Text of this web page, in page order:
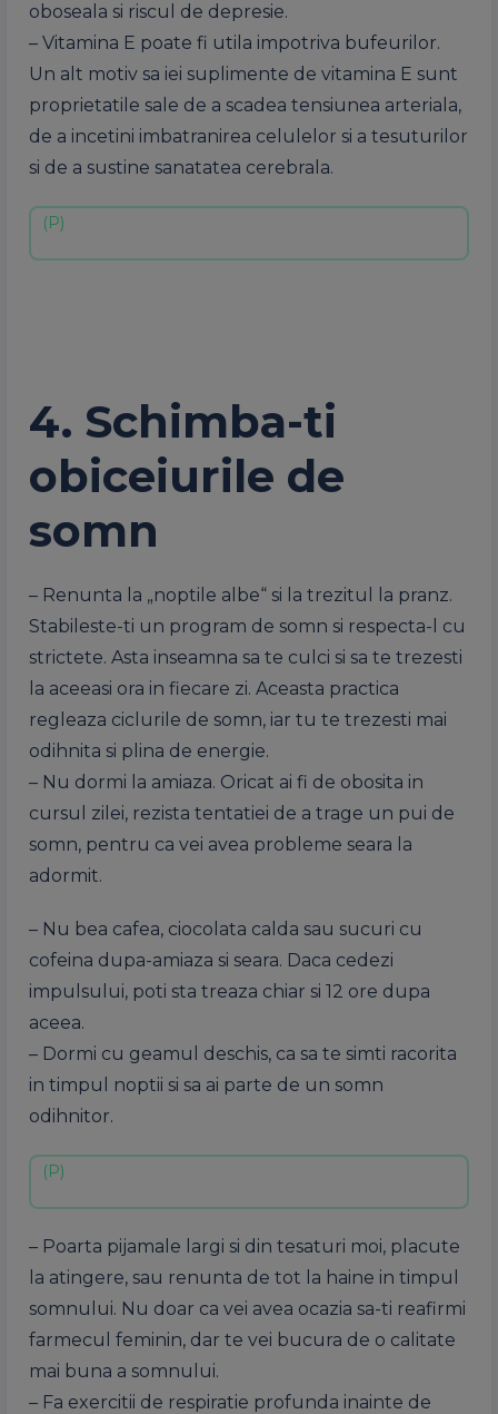
oboseala si riscul de depresie.
– Vitamina E poate fi utila impotriva bufeurilor.
Un alt motiv sa iei suplimente de vitamina E sunt
proprietatile sale de a scadea tensiunea arteriala,
de a incetini imbatranirea celulelor si a tesuturilor
si de a sustine sanatatea cerebrala.
4. Schimba-ti
obiceiurile de
somn
– Renunta la „noptile albe“ si la trezitul la pranz.
Stabileste-ti un program de somn si respecta-l cu
strictete. Asta inseamna sa te culci si sa te trezesti
la aceeasi ora in fiecare zi. Aceasta practica
regleaza ciclurile de somn, iar tu te trezesti mai
odihnita si plina de energie.
– Nu dormi la amiaza. Oricat ai fi de obosita in
cursul zilei, rezista tentatiei de a trage un pui de
somn, pentru ca vei avea probleme seara la
adormit.
– Nu bea cafea, ciocolata calda sau sucuri cu
cofeina dupa-amiaza si seara. Daca cedezi
impulsului, poti sta treaza chiar si 12 ore dupa
aceea.
– Dormi cu geamul deschis, ca sa te simti racorita
in timpul noptii si sa ai parte de un somn
odihnitor.
– Poarta pijamale largi si din tesaturi moi, placute
la atingere, sau renunta de tot la haine in timpul
somnului. Nu doar ca vei avea ocazia sa-ti reafirmi
farmecul feminin, dar te vei bucura de o calitate
mai buna a somnului.
– Fa exercitii de respiratie profunda inainte de